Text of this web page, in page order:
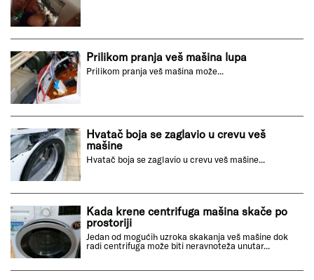
Prilikom pranja veš mašina lupa
Prilikom pranja veš mašina može...
Hvatač boja se zaglavio u crevu veš
mašine
Hvatač boja se zaglavio u crevu veš mašine...
Kada krene centrifuga mašina skače po
prostoriji
Jedan od mogućih uzroka skakanja veš mašine dok
radi centrifuga može biti neravnoteža unutar...